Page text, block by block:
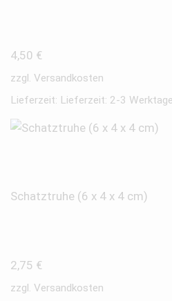
4,50 €
zzgl. Versandkosten
Lieferzeit: Lieferzeit: 2-3 Werktage
Schatztruhe (6 x 4 x 4 cm)
2,75 €
zzgl. Versandkosten